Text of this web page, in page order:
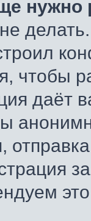
нужно
чтобы
даёт